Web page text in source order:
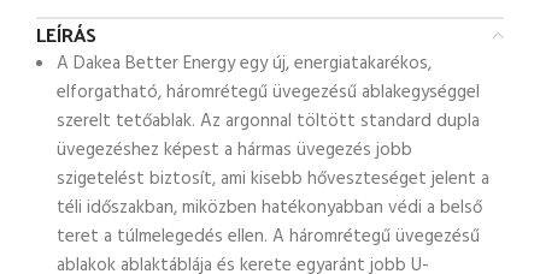
LEÍRÁS
A Dakea Better Energy egy új, energiatakarékos,
elforgatható, háromrétegű üvegezésű ablakegységgel
szerelt tetőablak. Az argonnal töltött standard dupla
üvegezéshez képest a hármas üvegezés jobb
szigetelést biztosít, ami kisebb hőveszteséget jelent a
téli időszakban, miközben hatékonyabban védi a belső
teret a túlmelegedés ellen. A háromrétegű üvegezésű
ablakok ablaktáblája és kerete egyaránt jobb U-